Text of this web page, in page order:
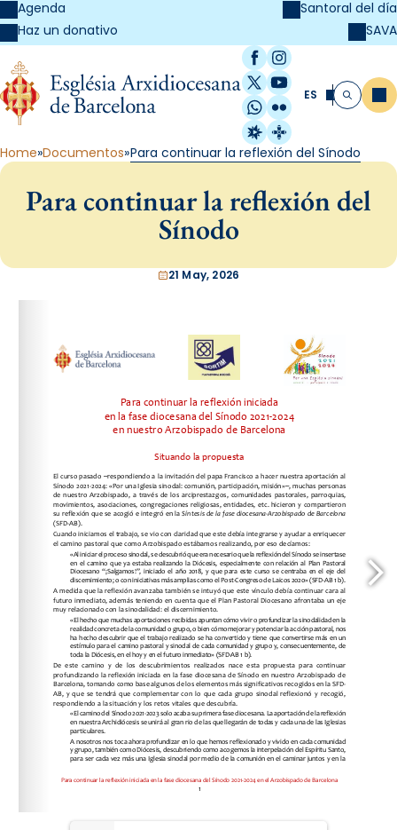
Agenda
Haz un donativo
Santoral del día
SAVA
Facebook
Instagram
X / Twitter
YouTube
WhatsApp
Flickr
Radio Estel
Catalunya
ES Buscar
Home Documentos Para continuar la reflexión del Sínodo
Para continuar la reflexión del
Sínodo
21 May, 2026